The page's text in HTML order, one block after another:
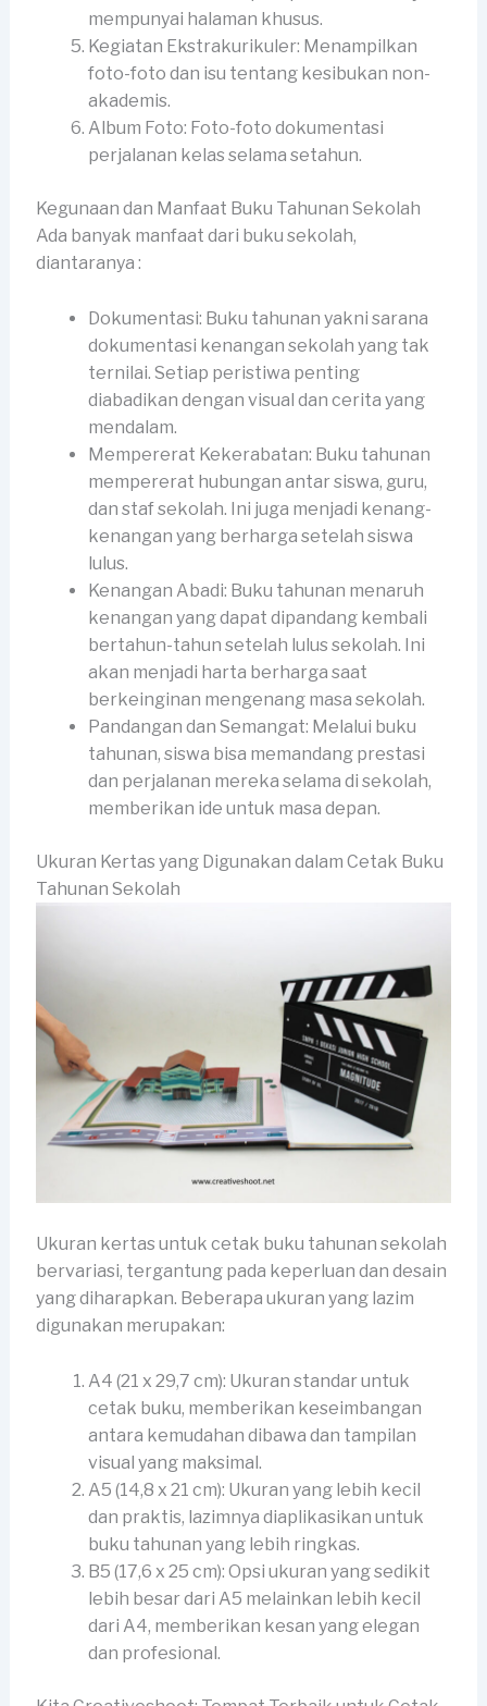
mempunyai halaman khusus.
Kegiatan Ekstrakurikuler: Menampilkan
foto-foto dan isu tentang kesibukan non-
akademis.
Album Foto: Foto-foto dokumentasi
perjalanan kelas selama setahun.
Kegunaan dan Manfaat Buku Tahunan Sekolah
Ada banyak manfaat dari buku sekolah,
diantaranya :
Dokumentasi: Buku tahunan yakni sarana
dokumentasi kenangan sekolah yang tak
ternilai. Setiap peristiwa penting
diabadikan dengan visual dan cerita yang
mendalam.
Mempererat Kekerabatan: Buku tahunan
mempererat hubungan antar siswa, guru,
dan staf sekolah. Ini juga menjadi kenang-
kenangan yang berharga setelah siswa
lulus.
Kenangan Abadi: Buku tahunan menaruh
kenangan yang dapat dipandang kembali
bertahun-tahun setelah lulus sekolah. Ini
akan menjadi harta berharga saat
berkeinginan mengenang masa sekolah.
Pandangan dan Semangat: Melalui buku
tahunan, siswa bisa memandang prestasi
dan perjalanan mereka selama di sekolah,
memberikan ide untuk masa depan.
Ukuran Kertas yang Digunakan dalam Cetak Buku
Tahunan Sekolah
Ukuran kertas untuk cetak buku tahunan sekolah
bervariasi, tergantung pada keperluan dan desain
yang diharapkan. Beberapa ukuran yang lazim
digunakan merupakan:
A4 (21 x 29,7 cm): Ukuran standar untuk
cetak buku, memberikan keseimbangan
antara kemudahan dibawa dan tampilan
visual yang maksimal.
A5 (14,8 x 21 cm): Ukuran yang lebih kecil
dan praktis, lazimnya diaplikasikan untuk
buku tahunan yang lebih ringkas.
B5 (17,6 x 25 cm): Opsi ukuran yang sedikit
lebih besar dari A5 melainkan lebih kecil
dari A4, memberikan kesan yang elegan
dan profesional.